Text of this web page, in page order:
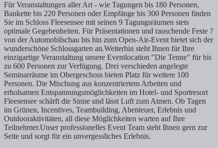
Für Veranstaltungen aller Art - wie Tagungen bis 180 Personen,
Bankette bis 220 Personen oder Empfänge bis 300 Personen finden
Sie im Schloss Fleesensee mit seinen 9 Tagungsräumen stets
optimale Gegebenheiten. Für Präsentationen und rauschende Feste ?
von der Automobilschau bis hin zum Open-Air-Event bietet sich der
wunderschöne Schlossgarten an.Weiterhin steht Ihnen für Ihre
einzigartige Veranstaltung unsere Eventlocation "Die Tenne" für bis
zu 600 Personen zur Verfügung. Drei verschieden angelegte
Seminarräume im Obergeschoss bieten Platz für weitere 100
Personen. Die Mischung aus konzentriertem Arbeiten und
erholsamen Entspannungsmöglichkeiten im Hotel- und Sportresort
Fleesensee schärft die Sinne und lässt Luft zum Atmen. Ob Tagen
im Grünen, Incentives, Teambuilding, Abenteuer, Erlebnis und
Outdooraktivitäten, all diese Möglichkeiten warten auf Ihre
Teilnehmer.Unser professionelles Event Team steht Ihnen gern zur
Seite und sorgt für ein unvergessliches Erlebnis.